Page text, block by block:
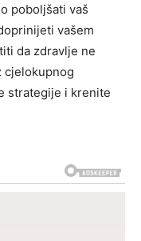
poboljšati vaš
vašem
da zdravlje ne
cjelokupnog
strategije i krenite